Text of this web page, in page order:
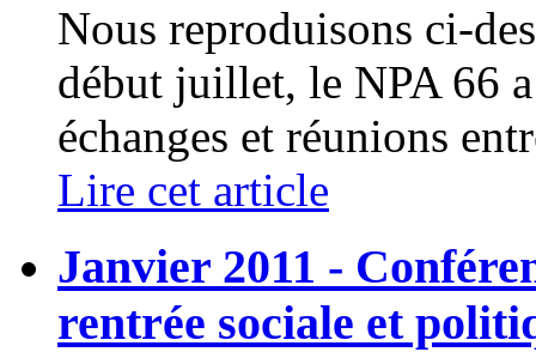
Nous reproduisons ci-
début juillet, le NPA 66
échanges et réunions
Lire cet article
Janvier 2011 -
rentrée sociale et